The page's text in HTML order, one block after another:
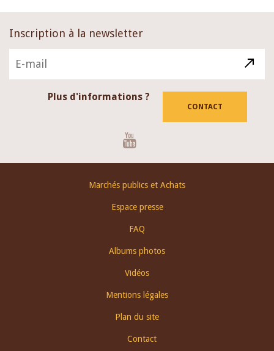
Inscription à la newsletter
Plus d'informations ?
CONTACT
Marchés publics et Achats
Espace presse
FAQ
Albums photos
Vidéos
Mentions légales
Plan du site
Contact